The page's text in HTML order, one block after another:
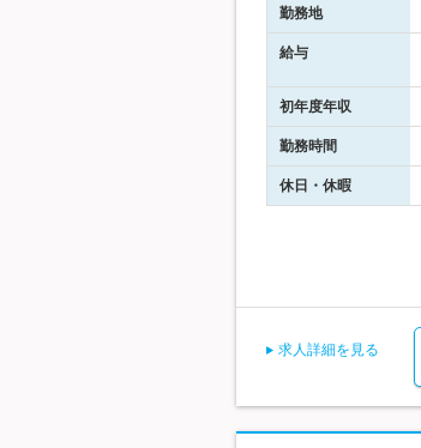
勤務地
給与
初年度年収
勤務時間
休日・休暇
求人詳細を見る